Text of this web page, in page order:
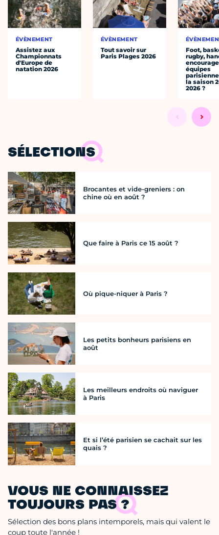
ÉVÈNEMENT
Assistez aux
Championnats
d'Europe de
natation 2026
ÉVÈNEMENT
Tout savoir sur
Paris Plages 2026
Foot,
rugby,
équipes
la saison
2026 ?
SÉLECTIONS
Brocantes et vide-greniers : on
chine où en août ?
Que faire à Paris ce 15 août ?
Où pique-niquer à Paris ?
Les petits bonheurs parisiens en
août
Les meilleurs endroits où naviguer
à Paris
Et si l’été parisien se cachait sur les
quais ?
VOUS NE CONNAISSEZ
TOUJOURS PAS ?
Sélection des bons plans intemporels, mais qui valent le
coup toute l'année !